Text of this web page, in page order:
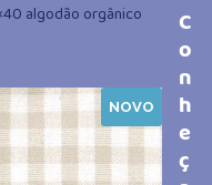
algodão orgânico
NOVO
C
o
n
h
e
ç